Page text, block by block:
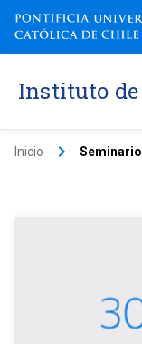
Instituto
Inicio keyboard_arrow_right